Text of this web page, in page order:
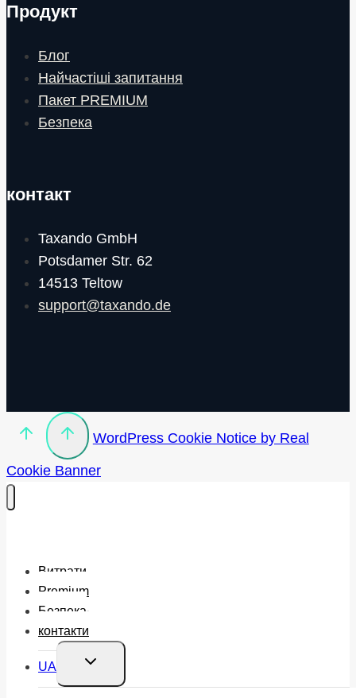
Продукт
Блог
Найчастіші запитання
Пакет PREMIUM
Безпека
контакт
Taxando GmbH
Potsdamer Str. 62
14513 Teltow
support@taxando.de
WordPress Cookie Notice by Real
Cookie Banner
Витрати
Premium
Безпека
контакти
UA
Перемкнути
нащадка